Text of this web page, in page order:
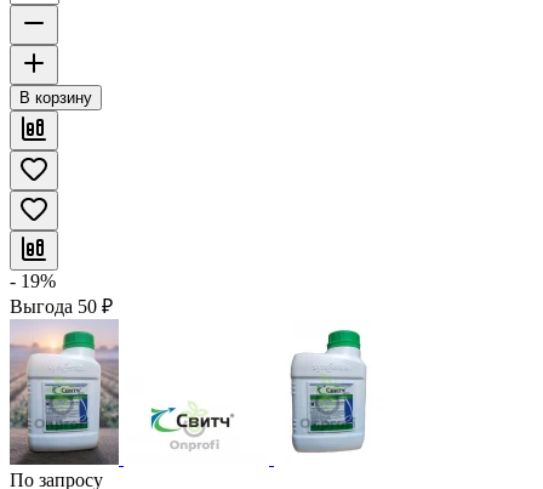
В корзину
- 19%
Выгода 50 ₽
По запросу